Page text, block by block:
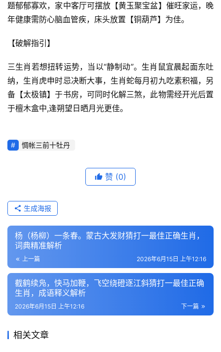
题郁郁寡欢，家中客厅可摆放【黄玉聚宝盆】催旺家运，晚
年健康需防心脑血管疾，床头放置【铜葫芦】为佳。
【破解指引】
三生肖若想扭转运势，当以“静制动”。生肖鼠宜晨起面东吐
纳，生肖虎申时忌决断大事，生肖蛇每月初九吃素积福，另
备【太极镇】于书房，可同时化解三煞，此物需经开光后置
于檀木盒中,逢朔望日晒月光更佳。
惆帐三前十牡丹
赞 (0)
生成海报
杨（杨柳）一条春。蒙古大发财猜打一最佳正确生肖，
词典精准解析
上一篇 2026年6月15日 上午12:16
截鹤续凫，快马加鞭，飞空绕磴逐江斜猜打一最佳正确
生肖，成语释义解析
下一篇
2026年6月15日 上午12:16
相关文章